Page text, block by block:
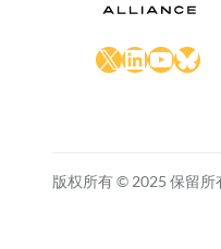
X LinkedIn
版权所有 © 2025 保留所